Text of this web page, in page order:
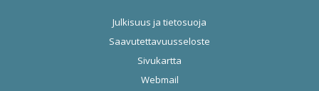
Julkisuus ja tietosuoja
Saavutettavuusseloste
Sivukartta
Webmail